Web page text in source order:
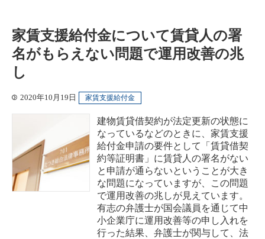
家賃支援給付金について賃貸人の署
名がもらえない問題で運用改善の兆
し
2020年10月19日 家賃支援給付金
建物賃貸借契約が法定更新の状態に
なっているなどのときに、家賃支援
給付金申請の要件として「賃貸借契
約等証明書」に賃貸人の署名がない
と申請が通らないということが大き
な問題になっていますが、この問題
で運用改善の兆しが見えています。
有志の弁護士が国会議員を通じて中
小企業庁に運用改善等の申し入れを
行った結果、弁護士が関与して、法